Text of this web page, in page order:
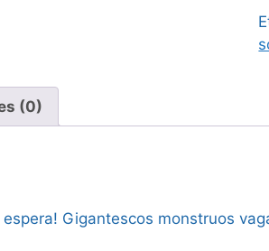
(0)
Gigantescos monstruos